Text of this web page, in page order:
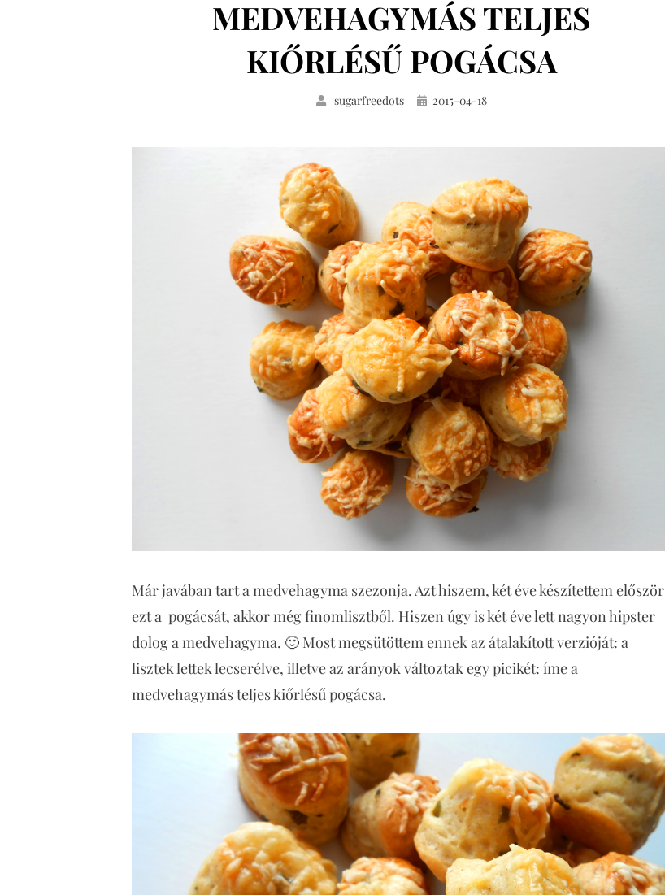
MEDVEHAGYMÁS TELJES
KIŐRLÉSŰ POGÁCSA
sugarfreedots Közzétéve
2015-04-18
Már javában tart a medvehagyma szezonja. Azt hiszem, két éve készítettem először
ezt a pogácsát, akkor még finomlisztből. Hiszen úgy is két éve lett nagyon hipster
dolog a medvehagyma. 🙂 Most megsütöttem ennek az átalakított verzióját: a
lisztek lettek lecserélve, illetve az arányok változtak egy picikét: íme a
medvehagymás teljes kiőrlésű pogácsa.